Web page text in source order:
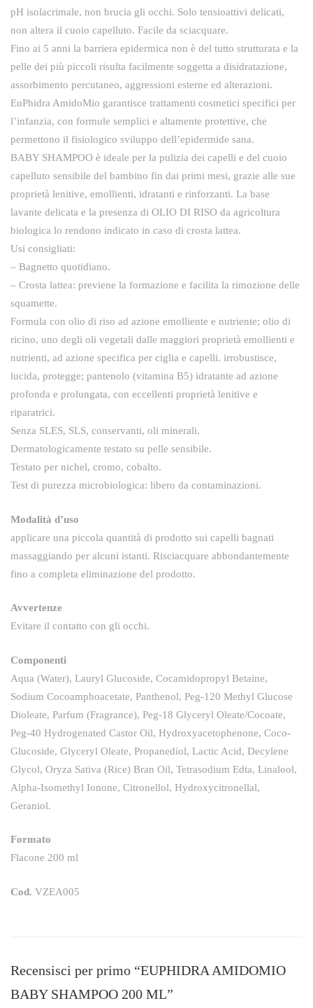
pH isolacrimale, non brucia gli occhi. Solo tensioattivi delicati,
non altera il cuoio capelluto. Facile da sciacquare.
Fino ai 5 anni la barriera epidermica non è del tutto strutturata e la
pelle dei più piccoli risulta facilmente soggetta a disidratazione,
assorbimento percutaneo, aggressioni esterne ed alterazioni.
EuPhidra AmidoMio garantisce trattamenti cosmetici specifici per
l’infanzia, con formule semplici e altamente protettive, che
permettono il fisiologico sviluppo dell’epidermide sana.
BABY SHAMPOO è ideale per la pulizia dei capelli e del cuoio
capelluto sensibile del bambino fin dai primi mesi, grazie alle sue
proprietà lenitive, emollienti, idratanti e rinforzanti. La base
lavante delicata e la presenza di OLIO DI RISO da agricoltura
biologica lo rendono indicato in caso di crosta lattea.
Usi consigliati:
– Bagnetto quotidiano.
– Crosta lattea: previene la formazione e facilita la rimozione delle
squamette.
Formula con olio di riso ad azione emolliente e nutriente; olio di
ricino, uno degli oli vegetali dalle maggiori proprietà emollienti e
nutrienti, ad azione specifica per ciglia e capelli. irrobustisce,
lucida, protegge; pantenolo (vitamina B5) idratante ad azione
profonda e prolungata, con eccellenti proprietà lenitive e
riparatrici.
Senza SLES, SLS, conservanti, oli minerali.
Dermatologicamente testato su pelle sensibile.
Testato per nichel, cromo, cobalto.
Test di purezza microbiologica: libero da contaminazioni.
Modalità d’uso
applicare una piccola quantità di prodotto sui capelli bagnati
massaggiando per alcuni istanti. Risciacquare abbondantemente
fino a completa eliminazione del prodotto.
Avvertenze
Evitare il contatto con gli occhi.
Componenti
Aqua (Water), Lauryl Glucoside, Cocamidopropyl Betaine,
Sodium Cocoamphoacetate, Panthenol, Peg-120 Methyl Glucose
Dioleate, Parfum (Fragrance), Peg-18 Glyceryl Oleate/Cocoate,
Peg-40 Hydrogenated Castor Oil, Hydroxyacetophenone, Coco-
Glucoside, Glyceryl Oleate, Propanediol, Lactic Acid, Decylene
Glycol, Oryza Sativa (Rice) Bran Oil, Tetrasodium Edta, Linalool,
Alpha-Isomethyl Ionone, Citronellol, Hydroxycitronellal,
Geraniol.
Formato
Flacone 200 ml
Cod. VZEA005
Recensisci per primo “EUPHIDRA AMIDOMIO
BABY SHAMPOO 200 ML”